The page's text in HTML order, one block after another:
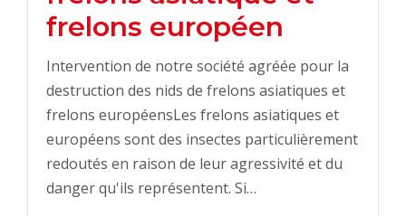
frelons européen
Intervention de notre société agréée pour la
destruction des nids de frelons asiatiques et
frelons européensLes frelons asiatiques et
européens sont des insectes particulièrement
redoutés en raison de leur agressivité et du
danger qu'ils représentent. Si…